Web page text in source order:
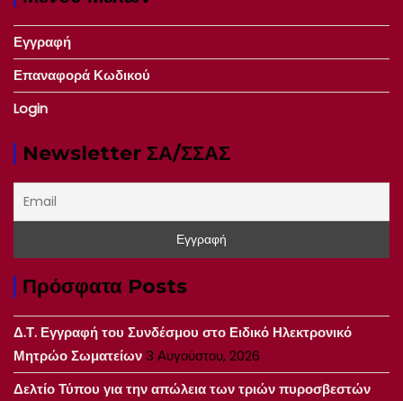
Εγγραφή
Επαναφορά Κωδικού
Login
Newsletter ΣΑ/ΣΣΑΣ
Πρόσφατα Posts
Δ.Τ. Εγγραφή του Συνδέσμου στο Ειδικό Ηλεκτρονικό
Μητρώο Σωματείων3 Αυγούστου, 2026
Δελτίο Τύπου για την απώλεια των τριών πυροσβεστών